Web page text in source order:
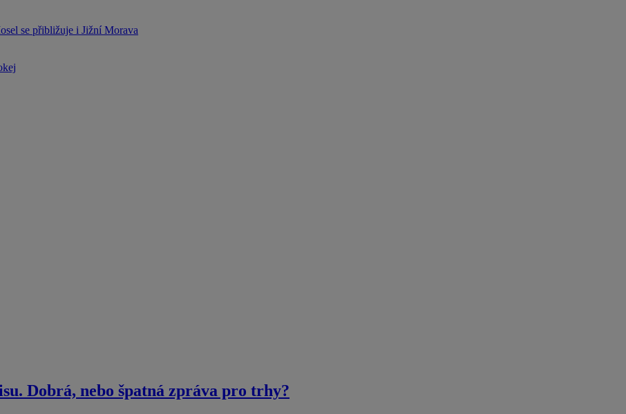
se přibližuje i Jižní Morava
Dobrá, nebo špatná zpráva pro trhy?